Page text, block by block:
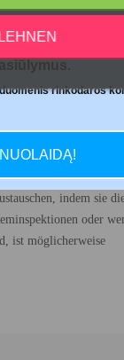
Sie sich auf die
um die
verwendet
indem sie
oder
ist möglicherweise
rinkodaros